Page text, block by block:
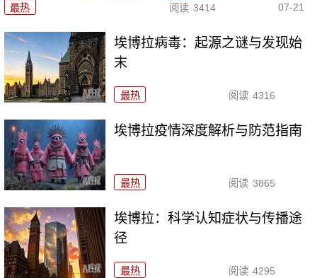
最热 阅读 3414 07-21
埃博拉病毒：起源之谜与发现始
末
最热 阅读 4316
埃博拉疫情深度解析与防范指南
最热 阅读 3865
埃博拉：科学认知症状与传播途
径
最热 阅读 4295